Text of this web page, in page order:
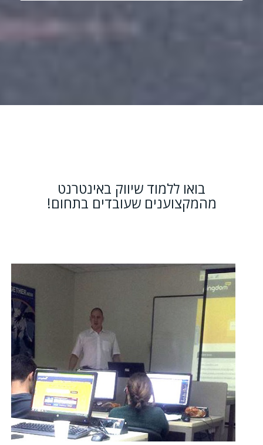
בואו ללמוד שיווק באינטרנט
מהמקצוענים שעובדים בתחום!